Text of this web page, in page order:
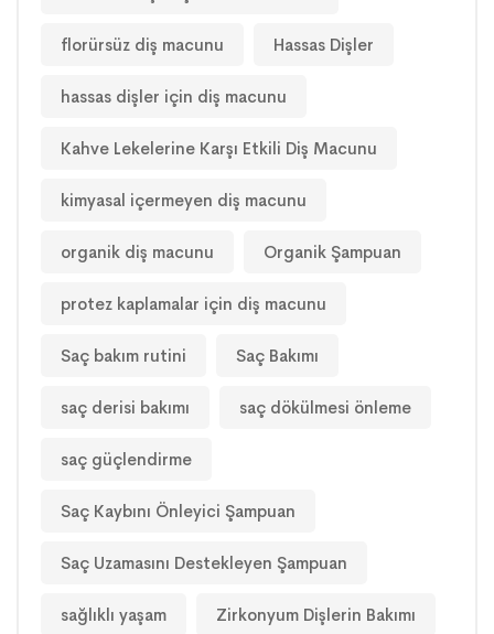
florürsüz diş macunu Hassas Dişler
hassas dişler için diş macunu
Kahve Lekelerine Karşı Etkili Diş Macunu
kimyasal içermeyen diş macunu
organik diş macunu Organik Şampuan
protez kaplamalar için diş macunu
Saç bakım rutini Saç Bakımı
saç derisi bakımı saç dökülmesi önleme
saç güçlendirme
Saç Kaybını Önleyici Şampuan
Saç Uzamasını Destekleyen Şampuan
sağlıklı yaşam Zirkonyum Dişlerin Bakımı